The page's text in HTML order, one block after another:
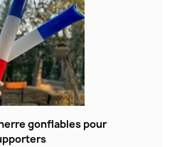
gonflables pour